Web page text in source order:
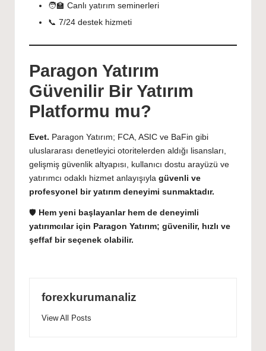
🧑‍🏫 Canlı yatırım seminerleri
📞 7/24 destek hizmeti
Paragon Yatırım
Güvenilir Bir Yatırım
Platformu mu?
Evet. Paragon Yatırım; FCA, ASIC ve BaFin gibi
uluslararası denetleyici otoritelerden aldığı lisansları,
gelişmiş güvenlik altyapısı, kullanıcı dostu arayüzü ve
yatırımcı odaklı hizmet anlayışıyla güvenli ve
profesyonel bir yatırım deneyimi sunmaktadır.
🛡️ Hem yeni başlayanlar hem de deneyimli
yatırımcılar için Paragon Yatırım; güvenilir, hızlı ve
şeffaf bir seçenek olabilir.
forexkurumanaliz
View All Posts